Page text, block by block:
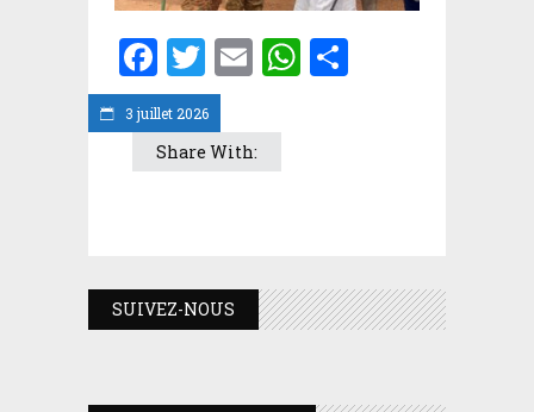
3 juillet 2026
Facebook
Twitter
EmailWhatsApp
Share With:
SUIVEZ-NOUS